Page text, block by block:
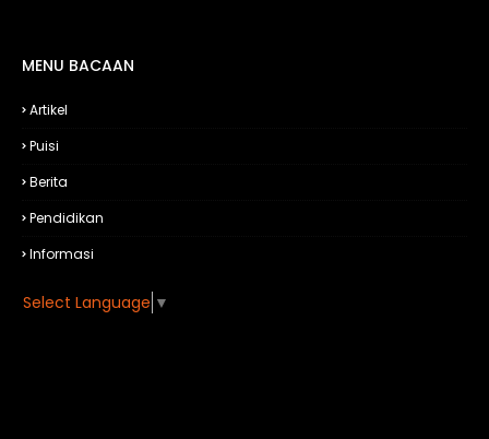
MENU BACAAN
Artikel
Puisi
Berita
Pendidikan
Informasi
Select Language ▼